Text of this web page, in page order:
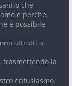
che
e perché,
è possibile
attratti a
trasmettendo la
entusiasmo.